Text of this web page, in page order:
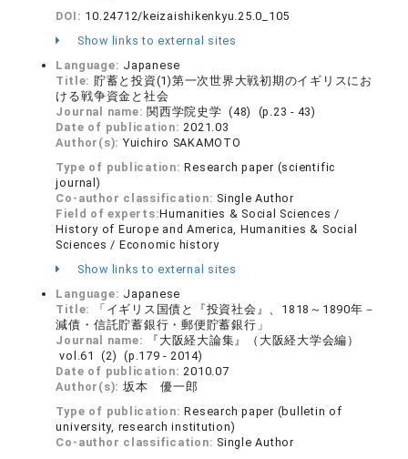
DOI: 10.24712/keizaishikenkyu.25.0_105
Show links to external sites
Language: Japanese
Title: 貯蓄と投資(1)第一次世界大戦初期のイギリスにお
ける戦争資金と社会
Journal name: 関西学院史学 (48) (p.23 - 43)
Date of publication:2021.03
Author(s): Yuichiro SAKAMOTO
Type of publication:Research paper (scientific
journal)
Co-author classification: Single Author
Field of experts:Humanities & Social Sciences /
History of Europe and America, Humanities & Social
Sciences / Economic history
Show links to external sites
Language: Japanese
Title:
「イギリス国債と『投資社会』、1818～1890年－
減債・信託貯蓄銀行・郵便貯蓄銀行」
Journal name:
『大阪経大論集』（大阪経大学会編）
vol.61 (2) (p.179 - 2014)
Date of publication:2010.07
Author(s): 坂本 優一郎
Type of publication:Research paper (bulletin of
university, research institution)
Co-author classification: Single Author